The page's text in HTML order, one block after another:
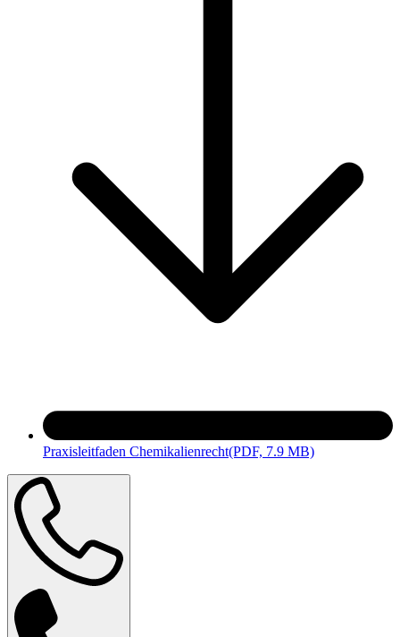
Praxisleitfaden Chemikalienrecht(PDF, 7.9 MB)